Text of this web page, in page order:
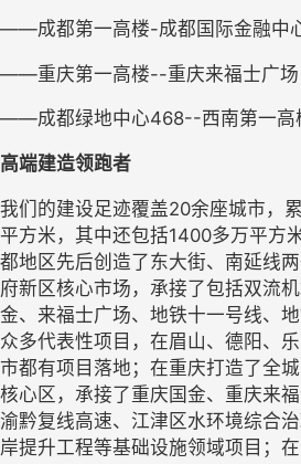
——成都第一高楼-成都国际金融中
——重庆第一高楼--重庆来福士广场
——成都绿地中心468--西南第一高
高端建造领跑者
我们的建设足迹覆盖20余座城市，
平方米， 其中还包括1400多万平方
都地区先后创造了东大街、南延线
府新区核心市场，承接了包括双流
金、来福士广场、地铁十一号线、
众多代表性项目，在眉山、德阳、
市都有项目落地；在重庆打造了全
核心区，承接了重庆国金、重庆来福
渝黔复线高速、江津区水环境综合
岸提升工程等基础设施领域项目；